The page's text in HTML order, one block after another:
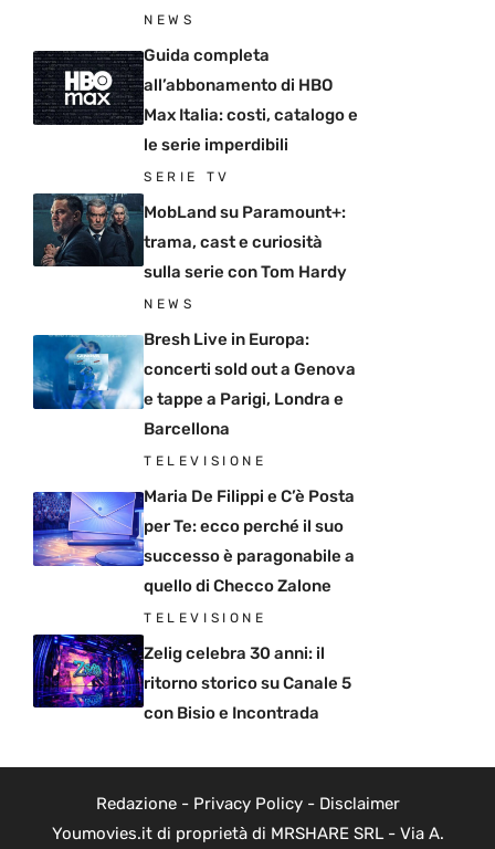
NEWS
Guida completa
all’abbonamento di HBO
Max Italia: costi, catalogo e
le serie imperdibili
SERIE TV
MobLand su Paramount+:
trama, cast e curiosità
sulla serie con Tom Hardy
NEWS
Bresh Live in Europa:
concerti sold out a Genova
e tappe a Parigi, Londra e
Barcellona
TELEVISIONE
Maria De Filippi e C’è Posta
per Te: ecco perché il suo
successo è paragonabile a
quello di Checco Zalone
TELEVISIONE
Zelig celebra 30 anni: il
ritorno storico su Canale 5
con Bisio e Incontrada
Redazione- Privacy Policy- Disclaimer
Youmovies.it di proprietà di MRSHARE SRL - Via A.